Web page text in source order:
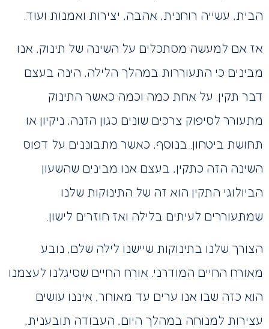
הבית, עשייה רוחנית, אהבה, יצירות ואמנות ועוד.
אז אם למעשה מסתכלים על השינה של תינוק, אנו
מבינים כי התעוררות במהלך הלילה, הינה בעצם
דבר תקין. על אחת כמה וכמה כאשר התינוק
מתעורר לסיפוק צרכים שונים כגון הזנה, ניקיון או
תחושת ביטחון. בנוסף, כאשר מתבוננים על דפוס
השינה הזה כתקין, בעצם אנו מבינים שהשעון
הביולוגי התקין הוא זה של התינוקות שלנו
שמתעוררים לעיתים בלילה ואז חוזרים לישון.
הצורך שלנו בתינוקות שיישנו לילה שלם, נובע
מאורח החיים המודרני. אורח החיים שסיגלנו לעצמנו
הוא כזה שבו אנו ערים עד מאוחר, איננו עושים
עצירות למנוחה במהלך היום, העבודה תובענית,